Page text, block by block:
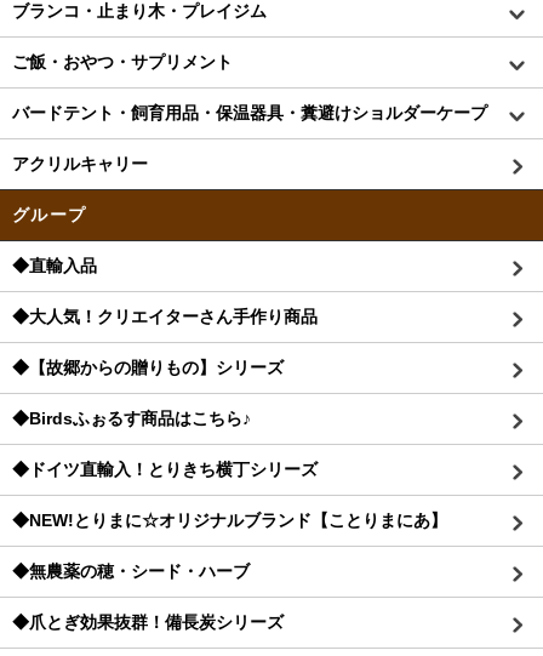
ブランコ・止まり木・プレイジム
ご飯・おやつ・サプリメント
バードテント・飼育用品・保温器具・糞避けショルダーケープ
アクリルキャリー
グループ
◆直輸入品
◆大人気！クリエイターさん手作り商品
◆【故郷からの贈りもの】シリーズ
◆Birdsふぉるす商品はこちら♪
◆ドイツ直輸入！とりきち横丁シリーズ
◆NEW!とりまに☆オリジナルブランド【ことりまにあ】
◆無農薬の穂・シード・ハーブ
◆爪とぎ効果抜群！備長炭シリーズ